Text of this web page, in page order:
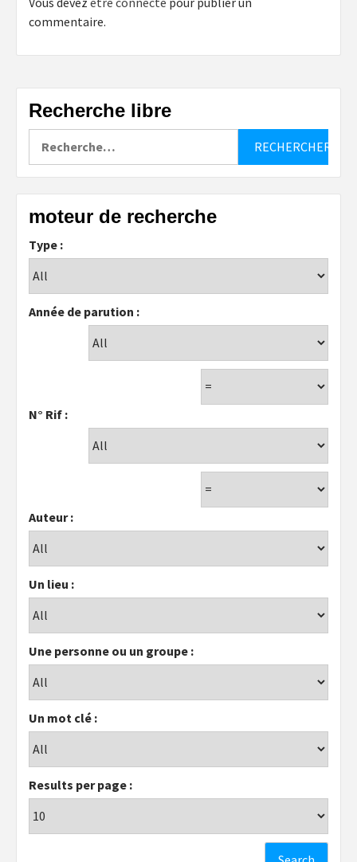
commentaire.
Recherche libre
moteur de recherche
Type :
Année de parution :
N° Rif :
Auteur :
Un lieu :
Une personne ou un groupe :
Un mot clé :
Results per page :